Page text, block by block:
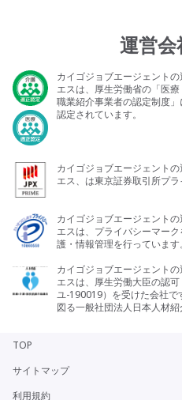
運営会
カイゴジョブエージェント
エスは、厚生労働省の「医
職業紹介事業者の認定制度
認定されています。
カイゴジョブエージェント
エス、は東京証券取引所プラ
カイゴジョブエージェント
エスは、プライバシーマー
護・情報管理を行っています。
カイゴジョブエージェント
エスは、厚生労働大臣の認
ユ-190019）を受けた会社で
図る一般社団法人日本人材紹
TOP
サイトマップ
利用規約